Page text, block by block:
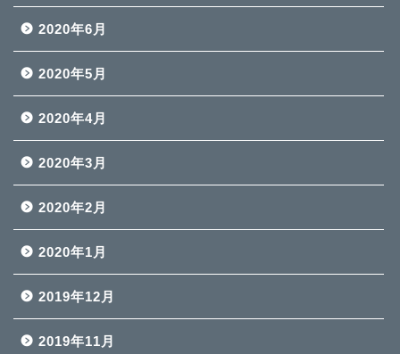
2020年6月
2020年5月
2020年4月
2020年3月
2020年2月
2020年1月
2019年12月
2019年11月